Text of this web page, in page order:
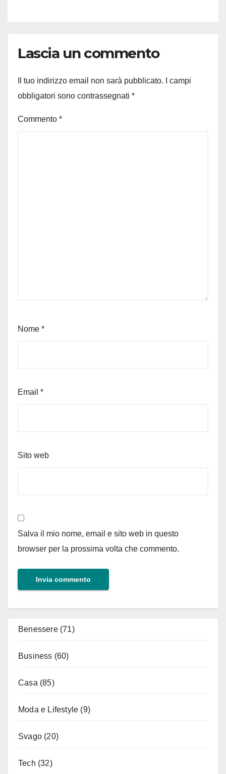
Lascia un commento
Il tuo indirizzo email non sarà pubblicato.
I campi
obbligatori sono contrassegnati *
Commento *
Nome *
Email *
Sito web
Salva il mio nome, email e sito web in questo
browser per la prossima volta che commento.
Benessere(71)
Business (60)
Casa (85)
Moda e Lifestyle (9)
Svago (20)
Tech (32)